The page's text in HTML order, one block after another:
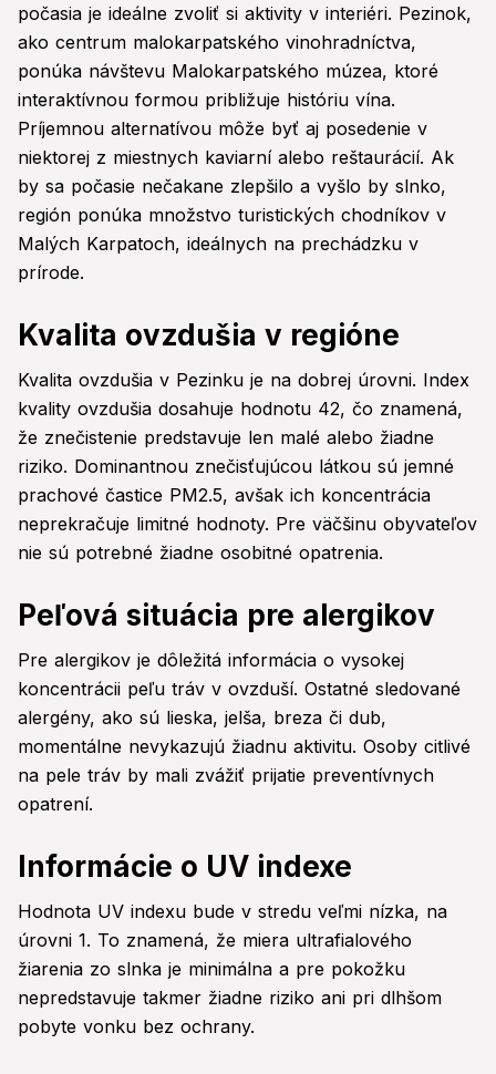
počasia je ideálne zvoliť si aktivity v interiéri. Pezinok,
ako centrum malokarpatského vinohradníctva,
ponúka návštevu Malokarpatského múzea, ktoré
interaktívnou formou približuje históriu vína.
Príjemnou alternatívou môže byť aj posedenie v
niektorej z miestnych kaviarní alebo reštaurácií. Ak
by sa počasie nečakane zlepšilo a vyšlo by slnko,
región ponúka množstvo turistických chodníkov v
Malých Karpatoch, ideálnych na prechádzku v
prírode.
Kvalita ovzdušia v regióne
Kvalita ovzdušia v Pezinku je na dobrej úrovni. Index
kvality ovzdušia dosahuje hodnotu 42, čo znamená,
že znečistenie predstavuje len malé alebo žiadne
riziko. Dominantnou znečisťujúcou látkou sú jemné
prachové častice PM2.5, avšak ich koncentrácia
neprekračuje limitné hodnoty. Pre väčšinu obyvateľov
nie sú potrebné žiadne osobitné opatrenia.
Peľová situácia pre alergikov
Pre alergikov je dôležitá informácia o vysokej
koncentrácii peľu tráv v ovzduší. Ostatné sledované
alergény, ako sú lieska, jelša, breza či dub,
momentálne nevykazujú žiadnu aktivitu. Osoby citlivé
na pele tráv by mali zvážiť prijatie preventívnych
opatrení.
Informácie o UV indexe
Hodnota UV indexu bude v stredu veľmi nízka, na
úrovni 1. To znamená, že miera ultrafialového
žiarenia zo slnka je minimálna a pre pokožku
nepredstavuje takmer žiadne riziko ani pri dlhšom
pobyte vonku bez ochrany.